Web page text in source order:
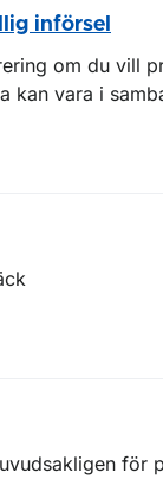
införsel
om du vill
kan vara i
för